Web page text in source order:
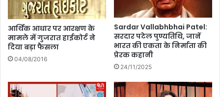
B
S
E
ने
ला
कि
या
ज
म्मू
-
क
श्मी
के
अ
आर्थिक आधार पर आरक्षण के
मामले में गुजरात हाईकोर्ट ने
दिया बड़ा फैसला
04/08/2016
Sardar Vallabhbhai Patel:
सरदार पटेल पुण्यतिथि, जानें
भारत की एकता के निर्माता की
प्रेरक कहानी
24/11/2025